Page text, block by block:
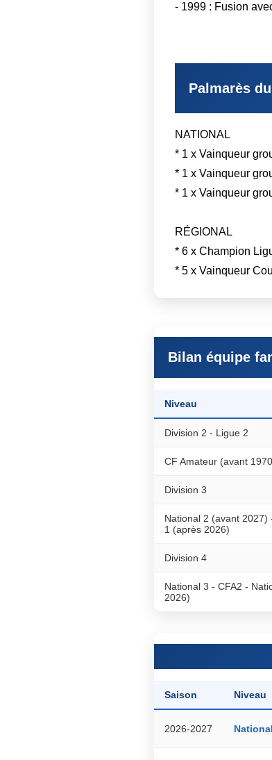
- 1999 : Fusion
Palmarès
NATIONAL
* 1 x Vainqueur
* 1 x Vainqueur
* 1 x Vainqueur
RÉGIONAL
* 6 x Champion
* 5 x Vainqueur
Bilan équipe
Niveau
Division 2 - Ligue 2
CF Amateur (avant
Division 3
National 2 (avant 2027)
1 (après 2026)
Division 4
National 3 - CFA2 -
2026)
Saison Niveau
2026-2027